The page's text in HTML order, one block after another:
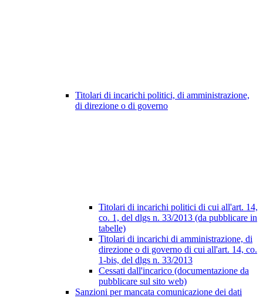
Titolari di incarichi politici, di amministrazione,
di direzione o di governo
Titolari di incarichi politici di cui all'art. 14,
co. 1, del dlgs n. 33/2013 (da pubblicare in
tabelle)
Titolari di incarichi di amministrazione, di
direzione o di governo di cui all'art. 14, co.
1-bis, del dlgs n. 33/2013
Cessati dall'incarico (documentazione da
pubblicare sul sito web)
Sanzioni per mancata comunicazione dei dati